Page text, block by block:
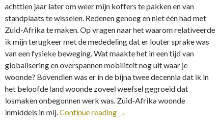
achttien jaar later om weer mijn koffers te pakken en van
standplaats te wisselen. Redenen genoeg en niet één had met
Zuid-Afrika te maken. Op vragen naar het waarom relativeerde
ik mijn terugkeer met de mededeling dat er louter sprake was
van een fysieke beweging. Wat maakte het in een tijd van
globalisering en overspannen mobiliteit nog uit waar je
woonde? Bovendien was er in de bijna twee decennia dat ik in
het beloofde land woonde zoveel weefsel gegroeid dat
losmaken onbegonnen werk was. Zuid-Afrika woonde
inmiddels in mij.Continue reading →